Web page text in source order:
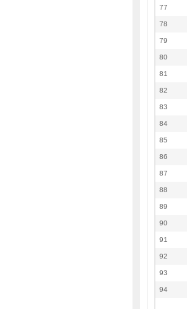
77
78
79
80
81
82
83
84
85
86
87
88
89
90
91
92
93
94